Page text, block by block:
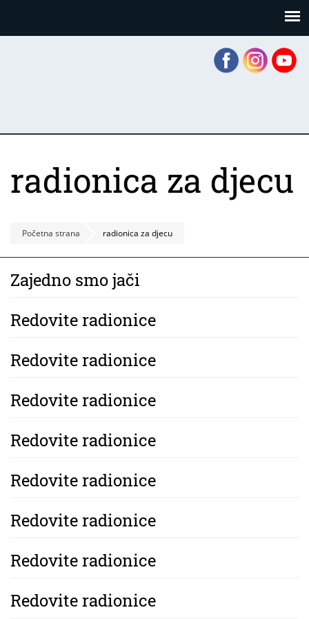
radionica za djecu
Početna strana radionica za djecu
Zajedno smo jači
Redovite radionice
Redovite radionice
Redovite radionice
Redovite radionice
Redovite radionice
Redovite radionice
Redovite radionice
Redovite radionice